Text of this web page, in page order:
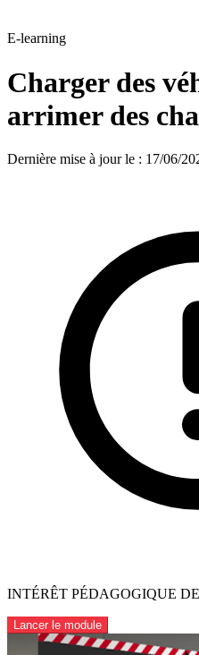
E-learning
Charger des
arrimer des
Dernière mise à jour le : 17/06/
INTÉRÊT PÉDAGOGIQUE
Lancer le module